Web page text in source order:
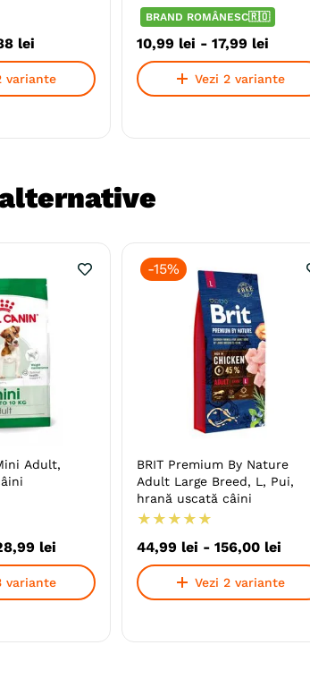
lei
variante
BRAND ROMÂNESC🇷🇴
10,99 lei - 17,99 lei
Vezi 2 variante
Adult,
,99 lei
variante
-15%
BRIT Premium By Nature
Adult Large Breed, L, Pui,
hrană uscată câini
★ ★ ★ ★ ★
44,99 lei - 156,00 lei
Vezi 2 variante